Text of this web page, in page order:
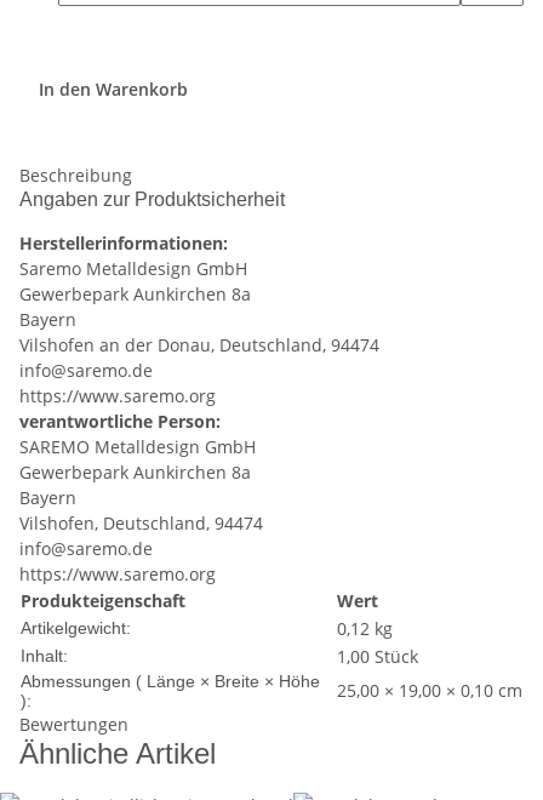
In den Warenkorb
Beschreibung
Angaben zur Produktsicherheit
Herstellerinformationen:
Saremo Metalldesign GmbH
Gewerbepark Aunkirchen 8a
Bayern
Vilshofen an der Donau, Deutschland, 94474
info@saremo.de
https://www.saremo.org
verantwortliche Person:
SAREMO Metalldesign GmbH
Gewerbepark Aunkirchen 8a
Bayern
Vilshofen, Deutschland, 94474
info@saremo.de
https://www.saremo.org
Produkteigenschaft
Wert
Artikelgewicht: 0,12 kg
Inhalt: 1,00 Stück
Abmessungen ( Länge × Breite × Höhe
):
25,00 × 19,00 × 0,10 cm
Bewertungen
Ähnliche Artikel